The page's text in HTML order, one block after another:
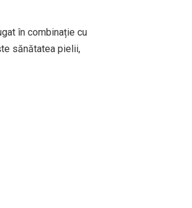
în combinație cu
sănătatea pielii,